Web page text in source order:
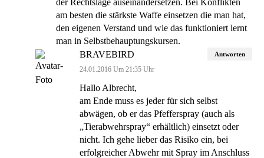
der Rechtslage auseinandersetzen. Bei Konflikten
am besten die stärkste Waffe einsetzen die man hat,
den eigenen Verstand und wie das funktioniert lernt
man in Selbstbehauptungskursen.
BRAVEBIRD
24.01.2016 Um 21:35 Uhr
Hallo Albrecht,
am Ende muss es jeder für sich selbst
abwägen, ob er das Pfefferspray (auch als
„Tierabwehrspray“ erhältlich) einsetzt oder
nicht. Ich gehe lieber das Risiko ein, bei
erfolgreicher Abwehr mit Spray im Anschluss
Antworten